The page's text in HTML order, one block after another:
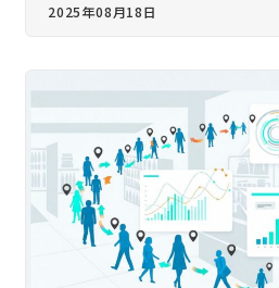
2025年08月18日